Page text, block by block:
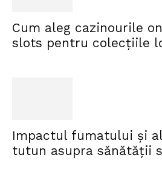
Cum aleg cazinourile
slots pentru colecțiile
Impactul fumatului și
tutun asupra sănătății